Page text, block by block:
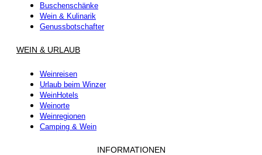
Buschenschänke
Wein & Kulinarik
Genussbotschafter
WEIN & URLAUB
Weinreisen
Urlaub beim Winzer
WeinHotels
Weinorte
Weinregionen
Camping & Wein
INFORMATIONEN